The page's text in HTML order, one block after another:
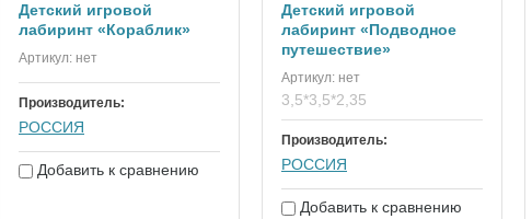
Детский игровой
лабиринт «Кораблик»
Артикул: нет
Производитель:
РОССИЯ
Добавить к сравнению
Детский игровой
лабиринт «Подводное
путешествие»
Артикул: нет
3,5*3,5*2,35
Производитель:
РОССИЯ
Добавить к сравнению